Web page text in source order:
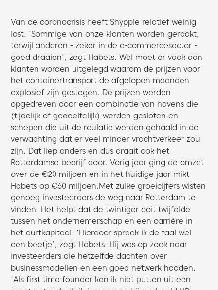
Van de coronacrisis heeft Shypple relatief weinig
last. ‘Sommige van onze klanten worden geraakt,
terwijl anderen - zeker in de e-commercesector -
goed draaien’, zegt Habets. Wel moet er vaak aan
klanten worden uitgelegd waarom de prijzen voor
het containertransport de afgelopen maanden
explosief zijn gestegen. De prijzen werden
opgedreven door een combinatie van havens die
(tijdelijk of gedeeltelijk) werden gesloten en
schepen die uit de roulatie werden gehaald in de
verwachting dat er veel minder vrachtverkeer zou
zijn. Dat liep anders en dus draait ook het
Rotterdamse bedrijf door. Vorig jaar ging de omzet
over de €20 miljoen en in het huidige jaar mikt
Habets op €60 miljoen.Met zulke groeicijfers wisten
genoeg investeerders de weg naar Rotterdam te
vinden. Het helpt dat de twintiger ooit twijfelde
tussen het ondernemerschap en een carrière in
het durfkapitaal. ‘Hierdoor spreek ik de taal wel
een beetje’, zegt Habets. Hij was op zoek naar
investeerders die hetzelfde dachten over
businessmodellen en een goed netwerk hadden.
‘Als first time founder kan ik niet putten uit een